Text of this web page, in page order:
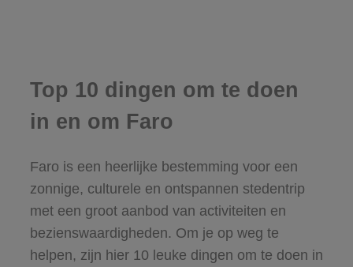
Top 10 dingen om te doen
in en om Faro
Faro is een heerlijke bestemming voor een
zonnige, culturele en ontspannen stedentrip
met een groot aanbod van activiteiten en
bezienswaardigheden. Om je op weg te
helpen, zijn hier 10 leuke dingen om te doen in